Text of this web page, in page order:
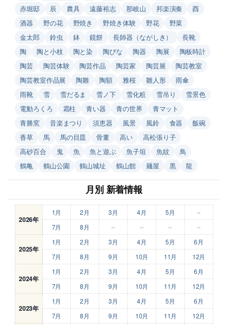
赤堀邸
辰 農具 遠藤裕志 那岐山 邦楽演奏
酉
酒器
野の花 野焼き 野焼き体験 野花
野菜
金太郎
鈴虫 鉢 鏡餅 長師器（ながしき）
長靴
陶
陶と小枝 陶と染 陶びな 陶器 陶展
陶板時計
陶芸
陶芸体験 陶芸作品 陶芸家 陶芸展
陶芸教室
陶芸教室作品展
陶雛 陶額 雅桜 雛人形
雨傘
雨靴
雪 雪だるま 雪ノ下 雪化粧 雪吊り
雪景色
電動ろくろ
霜柱 青い器 青の世界
青マット
青勝窯
音楽まつり 須恵器 風景 風鈴 食器
飯碗
香草
馬 馬の目皿 骨董 高い
高松張り子
高砂百合
鬼 魚 魚と遊ぶ 魚子垣 魚紋
鳥
鶴亀
鶴山公園 鶴山城址 鶴山館 麺屋 黒 龍
月別 新着情報
2026年
1月 2月 3月 4月 5月
–
7月
8月 – – – –
2025年
1月 2月 3月 4月 5月
6月
7月
8月 9月 10月 11月 12月
2024年
1月 2月 3月 4月 5月
6月
7月
8月 9月 10月 11月 12月
2023年
1月 2月 3月 4月 5月
6月
7月
8月 9月 10月 11月 12月